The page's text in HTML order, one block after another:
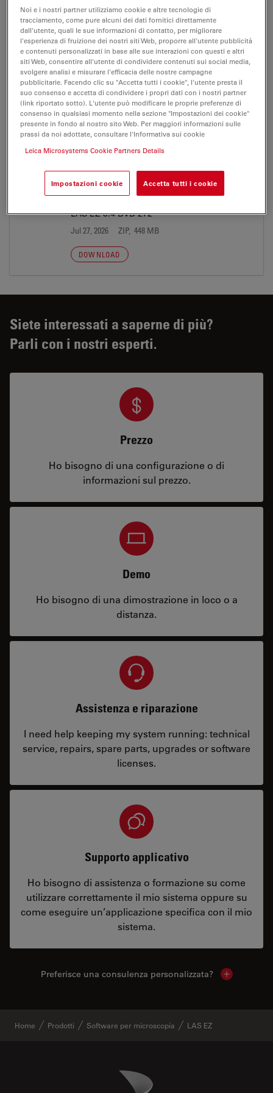
NEWSLETTER
reSolution Industry No7 de
Jul 27, 2026 PDF, 4 MB
DOWNLOAD
SOFTWARE
LAS EZ 3.4 DVD 272
Jul 27, 2026 ZIP, 448 MB
DOWNLOAD
Siete interessati a saperne di più?
Parli con i nostri esperti.
Prezzo
Ho bisogno di una configurazione o di
informazioni sul prezzo.
Demo
Ho bisogno di una dimostrazione in loco o a
distanza.
Assistenza e riparazione
I need help keeping my system running: technical
service, repairs, spare parts, upgrades or software
licenses.
Supporto applicativo
Ho bisogno di assistenza o formazione su come
utilizzare correttamente il mio sistema oppure su
come eseguire un’applicazione specifica con il mio
sistema.
Preferisce una consulenza personalizzata? Show local
Home Prodotti Software per microscopia LAS EZ
Danaher Logo
Noi e i nostri partner utilizziamo cookie e altre tecnologie di
tracciamento, come pure alcuni dei dati fornitici direttamente
dall'utente, quali le sue informazioni di contatto, per migliorare
l'esperienza di fruizione dei nostri siti Web, proporre all'utente pubblicità
e contenuti personalizzati in base alle sue interazioni con questi e altri
siti Web, consentire all'utente di condividere contenuti sui social media,
svolgere analisi e misurare l'efficacia delle nostre campagne
pubblicitarie. Facendo clic su "Accetta tutti i cookie", l'utente presta il
suo consenso e accetta di condividere i propri dati con i nostri partner
(link riportato sotto). L'utente può modificare le proprie preferenze di
consenso in qualsiasi momento nella sezione "Impostazioni dei cookie"
presente in fondo al nostro sito Web. Per maggiori informazioni sulle
prassi da noi adottate, consultare l'Informativa sui cookie
Leica Microsystems Cookie Partners Details
Impostazioni cookie Accetta tutti i cookie